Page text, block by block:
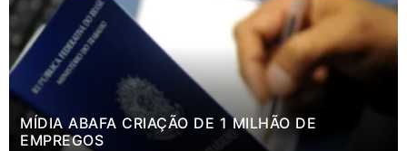
MÍDIA ABAFA CRIAÇÃO DE 1 MILHÃO DE
EMPREGOS